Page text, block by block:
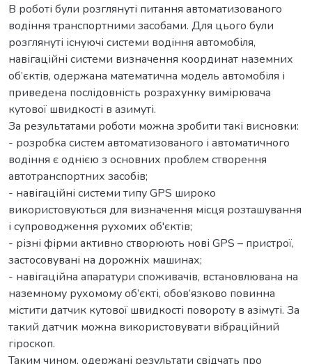
В роботі були розглянуті питання автоматизованого
водіння транспортними засобами. Для цього були
розглянуті існуючі системи водіння автомобіля,
навігаційні системи визначення координат наземних
об’єктів, одержана математична модель автомобіля і
приведена послідовність розрахунку вимірювача
кутової швидкості в азимуті.
За результатами роботи можна зробити такі висновки:
- розробка систем автоматизованого і автоматичного
водіння є однією з основних проблем створення
автотранспортних засобів;
- навігаційні системи типу GPS широко
використовуються для визначення місця розташування
і супроводження рухомих об'єктів;
- різні фірми активно створюють нові GPS – пристрої,
застосовувані на дорожніх машинах;
- навігаційна апаратури споживачів, встановлювана на
наземному рухомому об’єкті, обов’язково повинна
містити датчик кутової швидкості повороту в азімуті. За
такий датчик можна використовувати вібраційний
гіроскоп.
Таким чином, одержані результати свідчать про